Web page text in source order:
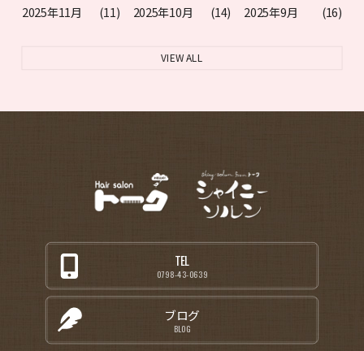
2025年11月 (11) 2025年10月 (14) 2025年9月 (16)
VIEW ALL
TEL
0798-43-0639
ブログ
BLOG